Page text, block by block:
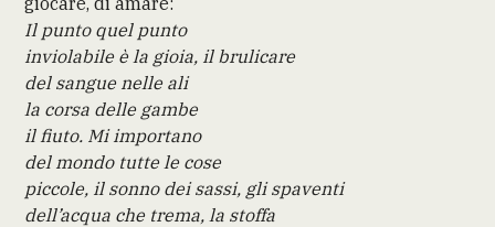
Il punto quel punto
inviolabile è la gioia, il brulicare
del sangue nelle ali
la corsa delle gambe
il fiuto. Mi importano
del mondo tutte le cose
piccole, il sonno dei sassi, gli spaventi
dell’acqua che trema, la stoffa